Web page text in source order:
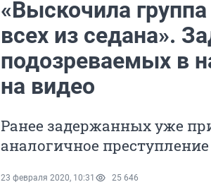
«Выскочила
всех из седана».
подозреваемых в
на видео
Ранее задержанных уже
аналогичное преступление
23 февраля 2020, 10:31 25 646